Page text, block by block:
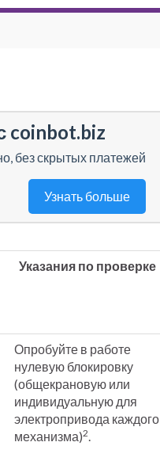
coinbot.biz
без скрытых платежей
Узнать больше
Указания по проверке
Опробуйте в работе
нулевую блокировку
(общекрановую или
индивидуальную для
электропривода каждого
механизма)2.